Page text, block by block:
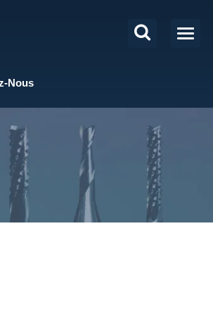
Nous